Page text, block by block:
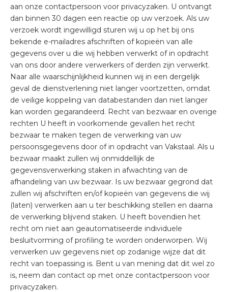
aan onze contactpersoon voor privacyzaken. U ontvangt
dan binnen 30 dagen een reactie op uw verzoek. Als uw
verzoek wordt ingewilligd sturen wij u op het bij ons
bekende e-mailadres afschriften of kopieën van alle
gegevens over u die wij hebben verwerkt of in opdracht
van ons door andere verwerkers of derden zijn verwerkt.
Naar alle waarschijnlijkheid kunnen wij in een dergelijk
geval de dienstverlening niet langer voortzetten, omdat
de veilige koppeling van databestanden dan niet langer
kan worden gegarandeerd. Recht van bezwaar en overige
rechten U heeft in voorkomende gevallen het recht
bezwaar te maken tegen de verwerking van uw
persoonsgegevens door of in opdracht van Vakstaal. Als u
bezwaar maakt zullen wij onmiddellijk de
gegevensverwerking staken in afwachting van de
afhandeling van uw bezwaar. Is uw bezwaar gegrond dat
zullen wij afschriften en/of kopieën van gegevens die wij
(laten) verwerken aan u ter beschikking stellen en daarna
de verwerking blijvend staken. U heeft bovendien het
recht om niet aan geautomatiseerde individuele
besluitvorming of profiling te worden onderworpen. Wij
verwerken uw gegevens niet op zodanige wijze dat dit
recht van toepassing is. Bent u van mening dat dit wel zo
is, neem dan contact op met onze contactpersoon voor
privacyzaken.